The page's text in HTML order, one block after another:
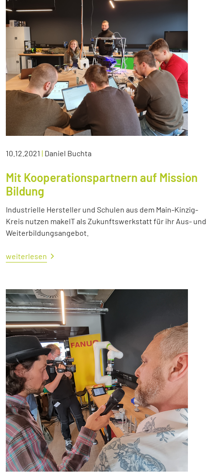
10.12.2021 | Daniel Buchta
Mit Kooperationspartnern auf Mission
Bildung
Industrielle Hersteller und Schulen aus dem Main-Kinzig-
Kreis nutzen makeIT als Zukunftswerkstatt für ihr Aus- und
Weiterbildungsangebot.
weiterlesen